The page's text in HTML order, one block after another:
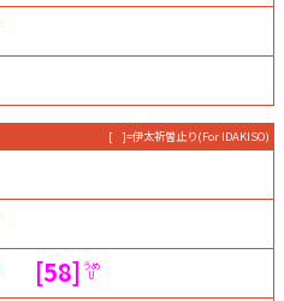
[ ]=伊太祈曽止り(For IDAKISO)
[58] うめ
U